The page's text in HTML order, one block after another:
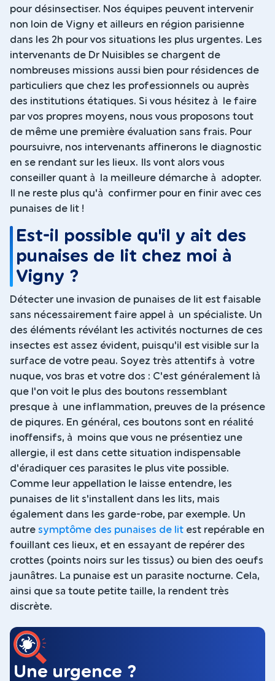
pour désinsectiser. Nos équipes peuvent intervenir
non loin de Vigny et ailleurs en région parisienne
dans les 2h pour vos situations les plus urgentes. Les
intervenants de Dr Nuisibles se chargent de
nombreuses missions aussi bien pour résidences de
particuliers que chez les professionnels ou auprès
des institutions étatiques. Si vous hésitez à le faire
par vos propres moyens, nous vous proposons tout
de même une première évaluation sans frais. Pour
poursuivre, nos intervenants affinerons le diagnostic
en se rendant sur les lieux. Ils vont alors vous
conseiller quant à la meilleure démarche à adopter.
Il ne reste plus qu'à confirmer pour en finir avec ces
punaises de lit !
Est-il possible qu'il y ait des
punaises de lit chez moi à
Vigny ?
Détecter une invasion de punaises de lit est faisable
sans nécessairement faire appel à un spécialiste. Un
des éléments révélant les activités nocturnes de ces
insectes est assez évident, puisqu'il est visible sur la
surface de votre peau. Soyez très attentifs à votre
nuque, vos bras et votre dos : C'est généralement là
que l'on voit le plus des boutons ressemblant
presque à une inflammation, preuves de la présence
de piqures. En général, ces boutons sont en réalité
inoffensifs, à moins que vous ne présentiez une
allergie, il est dans cette situation indispensable
d'éradiquer ces parasites le plus vite possible.
Comme leur appellation le laisse entendre, les
punaises de lit s'installent dans les lits, mais
également dans les garde-robe, par exemple. Un
autre symptôme des punaises de lit est repérable en
fouillant ces lieux, et en essayant de repérer des
crottes (points noirs sur les tissus) ou bien des oeufs
jaunâtres. La punaise est un parasite nocturne. Cela,
ainsi que sa toute petite taille, la rendent très
discrète.
Une urgence ?